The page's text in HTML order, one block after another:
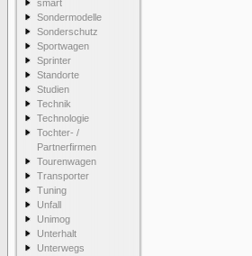
smart
Sondermodelle
Sonderschutz
Sportwagen
Sprinter
Standorte
Studien
Technik
Technologie
Tochter- /
Partnerfirmen
Tourenwagen
Transporter
Tuning
Unfall
Unimog
Unterhalt
Unterwegs